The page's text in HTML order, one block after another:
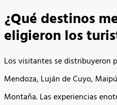
¿Qué destinos
eligieron los
Los visitantes se distribuyeron
Mendoza, Luján de Cuyo,
Montaña. Las experiencias